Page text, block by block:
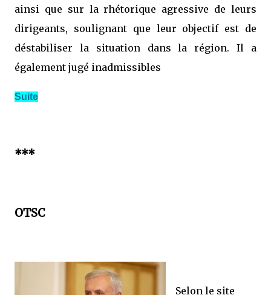
ainsi que sur la rhétorique agressive de leurs
dirigeants, soulignant que leur objectif est de
déstabiliser la situation dans la région. Il a
également jugé inadmissibles
Suite
***
OTSC
Selon le site